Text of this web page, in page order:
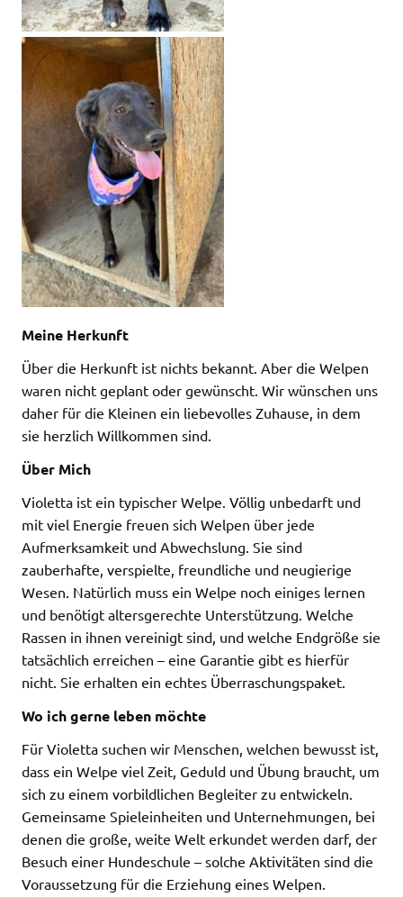
Meine Herkunft
Über die Herkunft ist nichts bekannt. Aber die Welpen
waren nicht geplant oder gewünscht. Wir wünschen uns
daher für die Kleinen ein liebevolles Zuhause, in dem
sie herzlich Willkommen sind.
Über Mich
Violetta ist ein typischer Welpe. Völlig unbedarft und
mit viel Energie freuen sich Welpen über jede
Aufmerksamkeit und Abwechslung. Sie sind
zauberhafte, verspielte, freundliche und neugierige
Wesen. Natürlich muss ein Welpe noch einiges lernen
und benötigt altersgerechte Unterstützung. Welche
Rassen in ihnen vereinigt sind, und welche Endgröße sie
tatsächlich erreichen – eine Garantie gibt es hierfür
nicht. Sie erhalten ein echtes Überraschungspaket.
Wo ich gerne leben möchte
Für Violetta suchen wir Menschen, welchen bewusst ist,
dass ein Welpe viel Zeit, Geduld und Übung braucht, um
sich zu einem vorbildlichen Begleiter zu entwickeln.
Gemeinsame Spieleinheiten und Unternehmungen, bei
denen die große, weite Welt erkundet werden darf, der
Besuch einer Hundeschule – solche Aktivitäten sind die
Voraussetzung für die Erziehung eines Welpen.